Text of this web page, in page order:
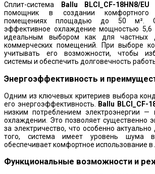
Сплит-система Ballu BLCI_CF-18HN8/EU
помощник в создании комфортного
помещениях площадью до 50 м².
эффективное охлаждение мощностью 5,6
идеальным выбором как для
коммерческих помещений. При выборе
учитывать его возможности, чтобы
системы и обеспечить долговечность
Энергоэффективность и
Одним из ключевых критериев выбора
его энергоэффективность.
Ballu BLCI_CF-
низким потреблением электроэнергии —
охлаждении. Это позволяет существенно
за электричество, что особенно
того, система имеет уровень шума
обеспечивает комфортное использование в
Функциональные возможности и